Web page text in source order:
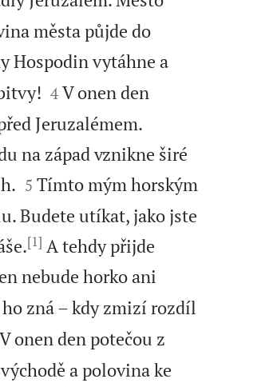
města půjde do
Hospodin vytáhne a

4 V onen den
Jeruzalémem.
na západ vznikne širé

5 Tímto mým horským
Budete utíkat, jako jste
[1] A tehdy přijde
nebude horko ani
zná – kdy zmizí rozdíl
V onen den potečou z
a polovina ke